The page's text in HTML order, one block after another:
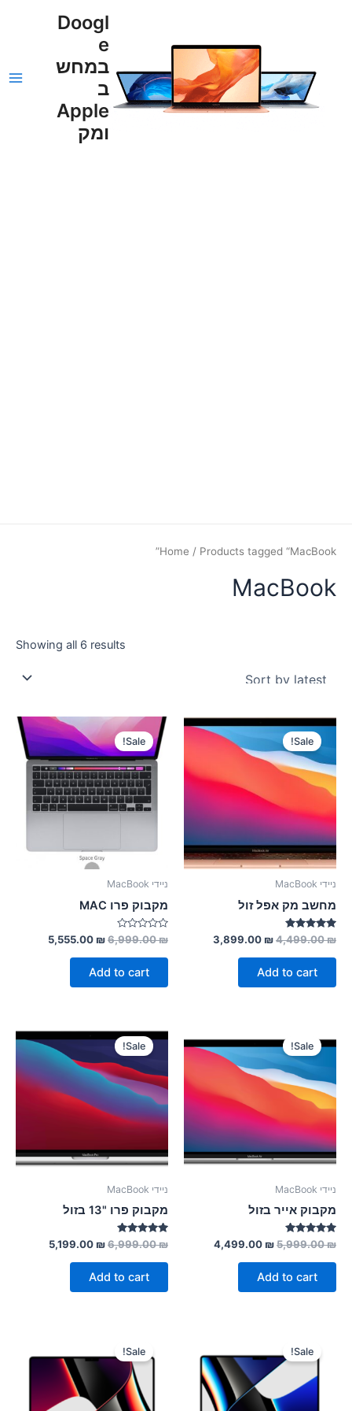
Doogl
e
במחש
ב
Apple
ומק
Home / Products tagged “MacBook”
MacBook
Showing all 6 results
Sale!
ניידי MacBook
מחשב מק אפל זול
Rated
5.00
out of 5
4,499.00₪
3,899.00 ₪
Add to cart
Sale!
ניידי MacBook
מקבוק פרו MAC
Rated
0
out
6,999.00₪
5,555.00 ₪
Add to cart
Sale!
ניידי MacBook
מקבוק אייר בזול
Rated
out of 5
5,999.00₪
4,499.00 ₪
Add to cart
Sale!
ניידי MacBook
מקבוק פרו "13 בזול
Rated
out of 5
6,999.00₪
5,199.00 ₪
Add to cart
Sale!
Sale!